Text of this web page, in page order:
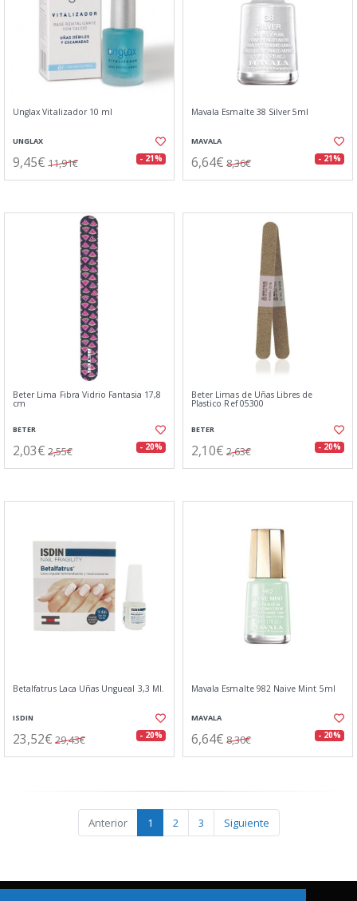
Unglax Vitalizador 10 ml
UNGLAX
9,45€ 11,91€ - 21%
Mavala Esmalte 38 Silver 5ml
MAVALA
6,64€ 8,36€ - 21%
Beter Lima Fibra Vidrio Fantasia 17,8
cm
BETER
2,03€ 2,55€ - 20%
Beter Limas de Uñas Libres de
Plastico Ref 05300
BETER
2,10€ 2,63€ - 20%
Betalfatrus Laca Uñas Ungueal 3,3 Ml.
ISDIN
23,52€ 29,43€ - 20%
Mavala Esmalte 982 Naive Mint 5ml
MAVALA
6,64€ 8,30€ - 20%
Anterior 1 2 3 Siguiente